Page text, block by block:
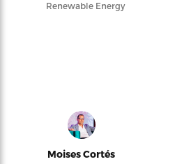
Renewable Energy
Moises Cortés